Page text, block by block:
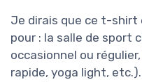
Je dirais que ce t-shirt
pour : la salle de sport
occasionnel ou
rapide, yoga light,